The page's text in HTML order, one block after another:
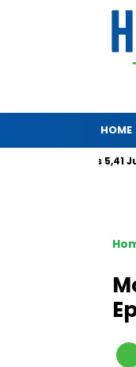
HOME
Tembus 5,41 Juta